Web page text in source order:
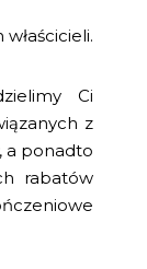
Ci
z
a ponadto
rabatów